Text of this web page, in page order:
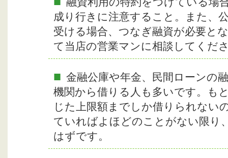
成り行きに注意すること。また、
受ける場合、つなぎ融資が必要と
て当店の営業マンに相談してくだ
■ 金融公庫や年金、民間ローンの
機関から借りる人も多いです。も
じた上限額までしか借りられない
ていればよほどのことがない限り
はずです。